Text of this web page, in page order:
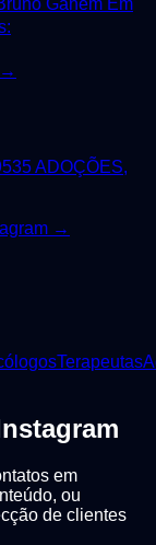
→
ADOÇÕES,
→
Terapeutas
em
ou
de clientes